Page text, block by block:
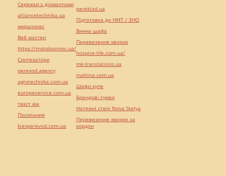
Сережки з діамантами
alliancetechnika.ua
миралинкс
Веб мастер
https://motokosmos.ua/
Синтезатори
perevod.agency
agrotechnika.com.ua
europeservice.com.ua
текст юа
Посилання
kievperevod.com.ua
pereklad.ua
Підготовка до НМТ / ЗНО
Винна шафа
Перевезення хворих
hospice-life.com.ua/
mk-translations.ua
maltina.com.ua
Шафи купе
Брендові сумки
Натяжні стелі Nova Stelya
Перевезення хворих за
кордон